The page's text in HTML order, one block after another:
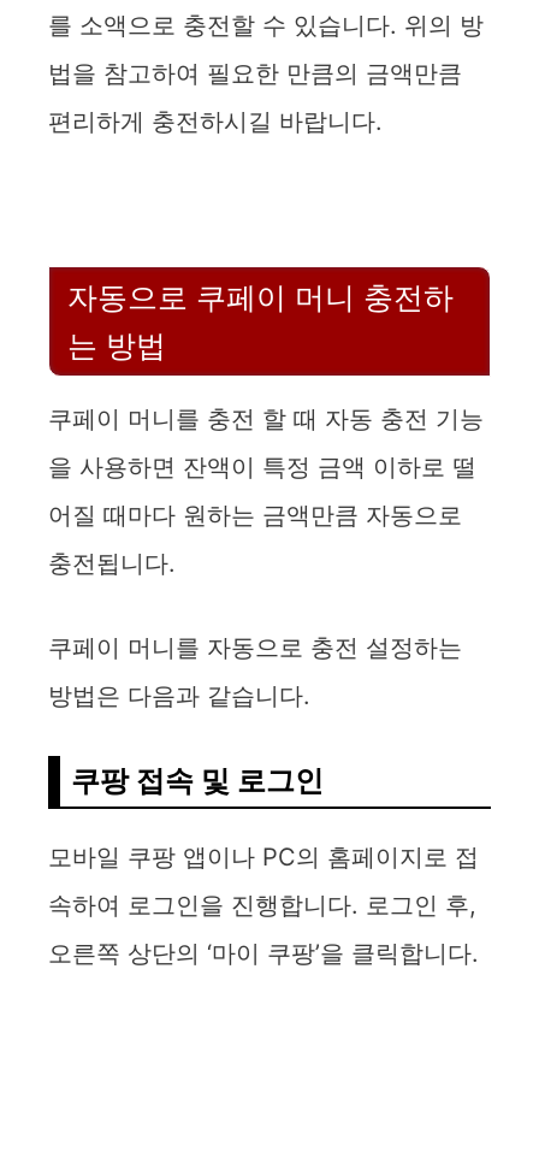
를 소액으로 충전할 수 있습니다. 위의 방
법을 참고하여 필요한 만큼의 금액만큼
편리하게 충전하시길 바랍니다.
자동으로 쿠페이 머니 충전하
는 방법
쿠페이 머니를 충전 할 때 자동 충전 기능
을 사용하면 잔액이 특정 금액 이하로 떨
어질 때마다 원하는 금액만큼 자동으로
충전됩니다.
쿠페이 머니를 자동으로 충전 설정하는
방법은 다음과 같습니다.
쿠팡 접속 및 로그인
모바일 쿠팡 앱이나 PC의 홈페이지로 접
속하여 로그인을 진행합니다. 로그인 후,
오른쪽 상단의 ‘마이 쿠팡’을 클릭합니다.